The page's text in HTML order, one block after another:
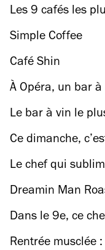
s’annonce déjà
carrés de 2025
Les 9 cafés les
Simple Coffee
Café Shin
À Opéra, un bar
sous le plus
Le bar à vin le
l’hôtel le plus
Ce dimanche,
avec un line-up
Le chef qui
soir à Paris chez
Dreamin Man
Dans le 9e, ce
coup de Colère
Rentrée musclée